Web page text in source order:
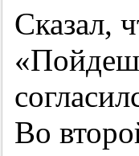
Сказал,
Во